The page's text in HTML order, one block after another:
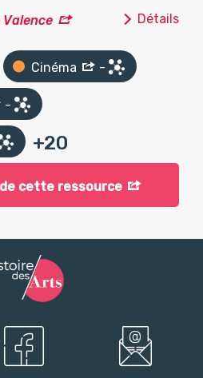
Détails
Cinéma -
-
+20
cette ressource